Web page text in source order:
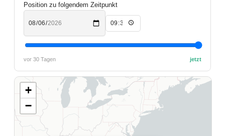
Position zu folgendem Zeitpunkt
vor 30 Tagen jetzt
+
−